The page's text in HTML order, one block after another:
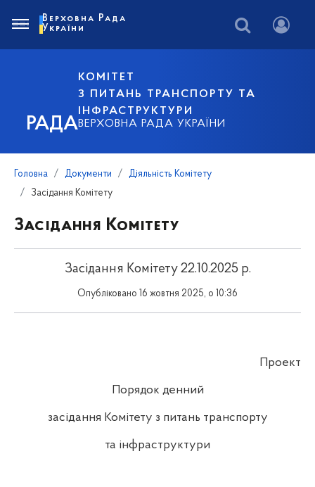
РАДА
КОМІТЕТ
З ПИТАНЬ ТРАНСПОРТУ ТА
ІНФРАСТРУКТУРИ
ВЕРХОВНА РАДА УКРАЇНИ
Верховна Рада
України
Головна Документи
Діяльність Комітету
Засідання Комітету
Засідання Комітету
Засідання Комітету 22.10.2025 р.
Опубліковано 16 жовтня 2025, о 10:36
Проект
Порядок денний
засідання Комітету з питань транспорту
та інфраструктури